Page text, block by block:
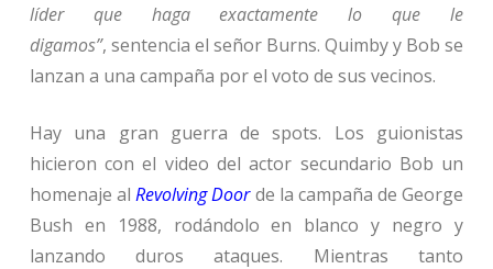
líder que haga exactamente lo que le
digamos”, sentencia el señor Burns. Quimby y Bob se
lanzan a una campaña por el voto de sus vecinos.
Hay una gran guerra de spots. Los guionistas
hicieron con el video del actor secundario Bob un
homenaje alRevolving Door de la campaña de George
Bush en 1988, rodándolo en blanco y negro y
lanzando duros ataques. Mientras tanto